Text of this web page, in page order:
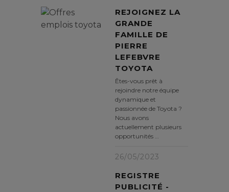
REJOIGNEZ LA
GRANDE
FAMILLE DE
PIERRE
LEFEBVRE
TOYOTA
Êtes-vous prêt à
rejoindre notre équipe
dynamique et
passionnée de Toyota ?
Nous avons
actuellement plusieurs
opportunités …
26/05/2023
REGISTRE
PUBLICITÉ -